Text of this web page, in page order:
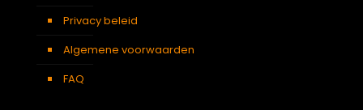
Privacy beleid
Algemene voorwaarden
FAQ